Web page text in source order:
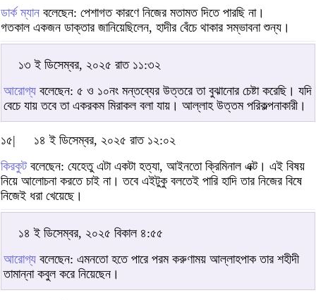
ডার্ক ম্যান বলেছেন: পেশাগত কারণে নিজের মতামত দিতে পারছি না।
গতকাল একজন ডাক্তার জানিয়েছিলেন, হাদীর বেঁচে থাকার সম্ভাবনা শুন্য।
১৩ ই ডিসেম্বর, ২০২৫ রাত ১১:৩২
আরোগ্য বলেছেন: ৫ ও ১০নং মন্তব্যের উত্তরে তা বুঝানোর চেষ্টা করেছি। যদি
বেচে যায় তবে তা একরকম মিরাকল বলা যায়। আল্লাহ উত্তম পরিকল্পনাকারী।
১৫|
১৪ ই ডিসেম্বর, ২০২৫ রাত ১২:০২
কিরকুটবলেছেন: যেহেতু এটা একটা হত্যা, আইনতো ক্রিমিনাল এক্ট। এই বিষয়
নিয়ে আলোচনা করতে চাই না। তবে এইটুকু বলতেই পারি হাদি তার নিজের বিষে
নিজেই ধরা খেয়েছে।
১৪ ই ডিসেম্বর, ২০২৫ বিকাল ৪:৫৫
আরোগ্য বলেছেন: এমনতো হতে পারে পরম করুণাময় আল্লাহপাক তার শহীদী
তামান্না কবুল করে নিয়েছেন।